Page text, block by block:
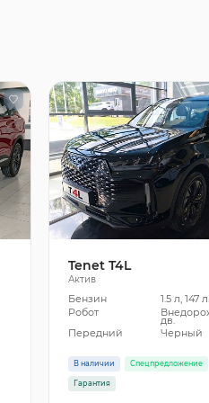
Tenet T4L
Актив
Бензин
1.5 л, 147
Робот
дв.
Передний
Черный
В наличии Спецпредложение
Гарантия